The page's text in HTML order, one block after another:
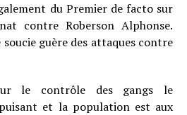
du Premier de facto sur
contre Roberson Alphonse.
soucie guère des attaques contre
le contrôle des gangs le
et la population est aux